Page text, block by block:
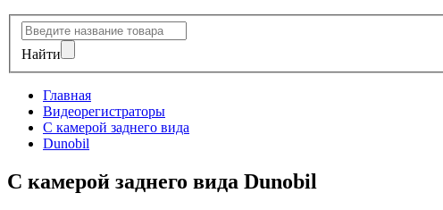
Найти
Главная
Видеорегистраторы
С камерой заднего вида
Dunobil
С камерой заднего вида Dunobil